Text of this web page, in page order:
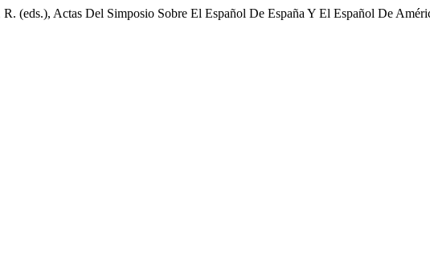
(eds.), Actas Del Simposio Sobre El Español De España Y El Español De